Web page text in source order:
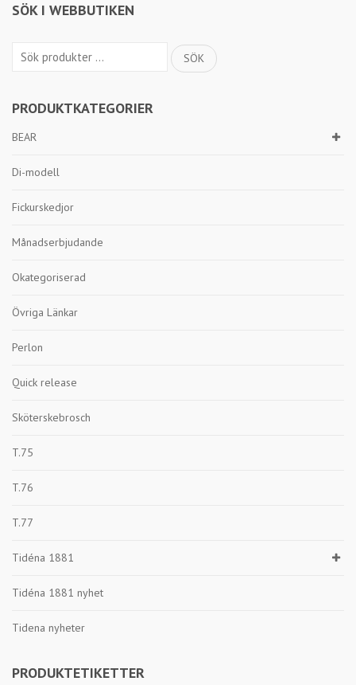
SÖK I WEBBUTIKEN
Sök
SÖK
PRODUKTKATEGORIER
BEAR
Di-modell
Fickurskedjor
Månadserbjudande
Okategoriserad
Övriga Länkar
Perlon
Quick release
Sköterskebrosch
T.75
T.76
T.77
Tidéna 1881
Tidéna 1881 nyhet
Tidena nyheter
PRODUKTETIKETTER